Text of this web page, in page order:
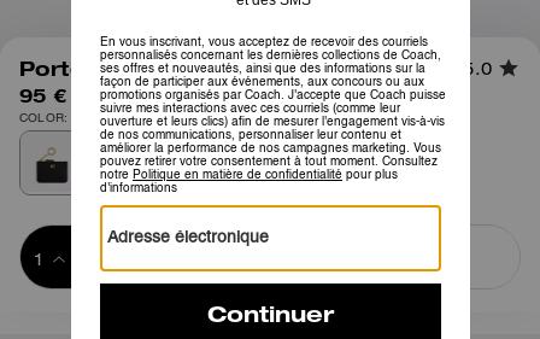
1/3
Porte-cartes Mini Essentiel 5.0
95 €
COLOR: Laiton/Noir
panier